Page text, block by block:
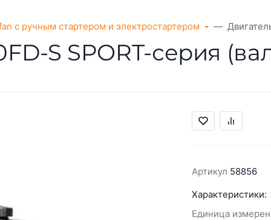
с ручным стартером и электростартером
S SPORT-серия
Артикул 58856
Характеристики:
Единица